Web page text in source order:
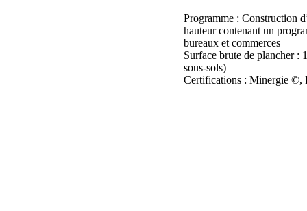
Programme : Construction
hauteur contenant un
bureaux et commerces
Surface brute de plancher :
sous-sols)
Certifications : Minergie